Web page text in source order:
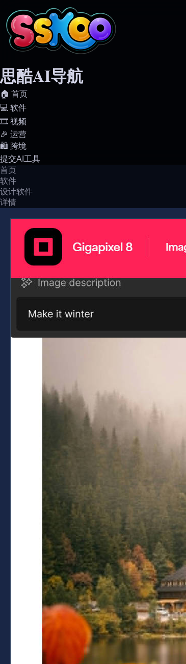
思酷AI导航
🏠️ 首页
💻️ 软件
🎞️ 视频
🎉 运营
🛍️ 跨境
提交AI工具
首页
软件
设计软件
详情